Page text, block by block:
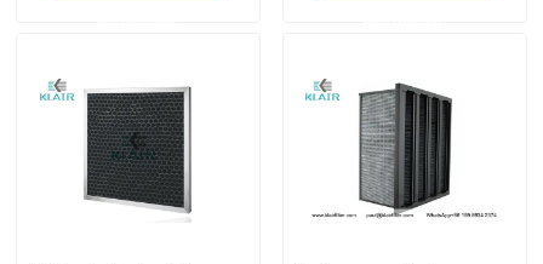
Au sujet de nous
Visite d'usine